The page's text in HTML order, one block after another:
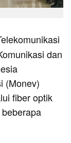
dan
(Monev)
fiber optik